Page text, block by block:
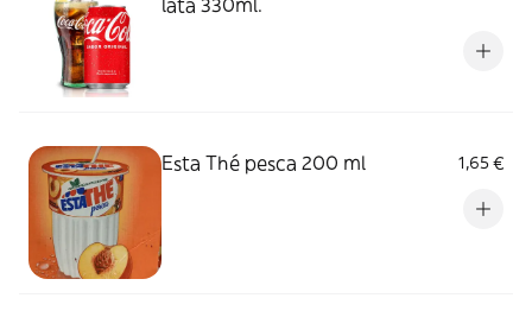
lata 330ml.
Esta Thé pesca 200 ml 1,65 €